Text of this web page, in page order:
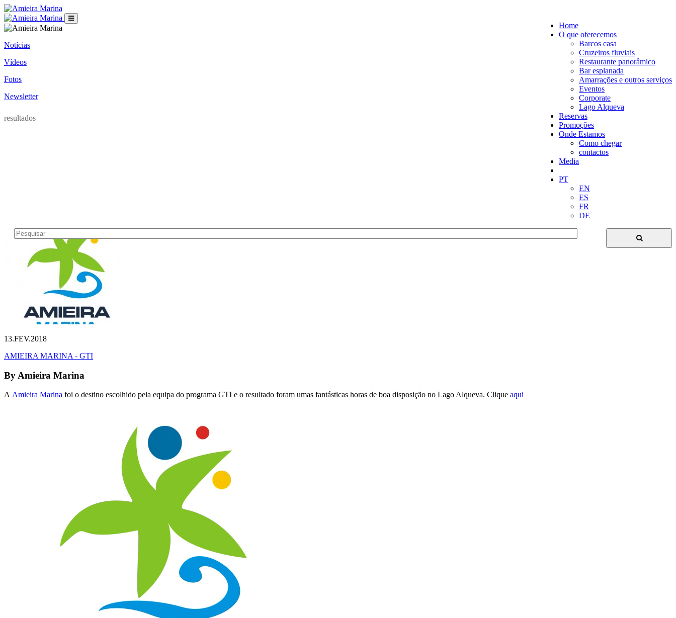
Home
O que oferecemos
Barcos casa
Cruzeiros fluviais
Restaurante panorâmico
Bar esplanada
Amarrações e outros serviços
Eventos
Corporate
Lago Alqueva
Reservas
Promoções
Onde Estamos
Como chegar
contactos
Media
PT
EN
ES
FR
DE
Notícias
Vídeos
Fotos
Newsletter
resultados
13.FEV.2018
AMIEIRA MARINA - GTI
By Amieira Marina
A Amieira Marina foi o destino escolhido pela equipa do programa GTI e o resultado foram umas fantásticas horas de boa disposição no Lago Alqueva. Clique aqui